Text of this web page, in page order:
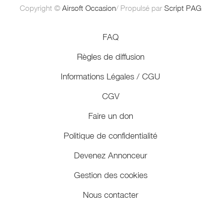
Copyright © Airsoft Occasion/ Propulsé par Script PAG
FAQ
Règles de diffusion
Informations Légales / CGU
CGV
Faire un don
Politique de confidentialité
Devenez Annonceur
Gestion des cookies
Nous contacter